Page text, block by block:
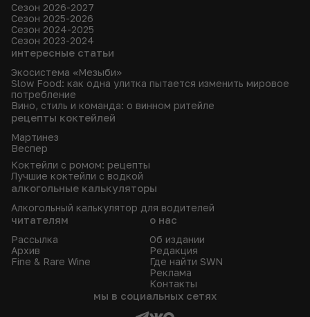
Сезон 2026-2027
Сезон 2025-2026
Сезон 2024-2025
Сезон 2023-2024
интересные статьи
Экосистема «Мезыби»
Slow Food: как одна улитка пытается изменить мировое
потребление
Вино, стиль и команда: о винном ритейле
рецепты коктейлей
Мартинез
Веспер
Коктейли с ромом: рецепты
Лучшие коктейли с водкой
алкогольные калькуляторы
Алкогольный калькулятор для водителей
читателям
Рассылка
Архив
Fine & Rare Wine
о нас
Об издании
Редакция
Где найти SWN
Реклама
Контакты
мы в социальных сетях